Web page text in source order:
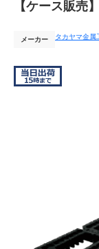
【ケース販売
メーカー タカヤマ金属